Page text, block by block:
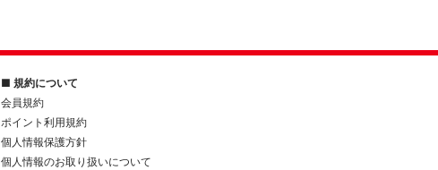
■ 規約について
会員規約
ポイント利用規約
個人情報保護方針
個人情報のお取り扱いについて